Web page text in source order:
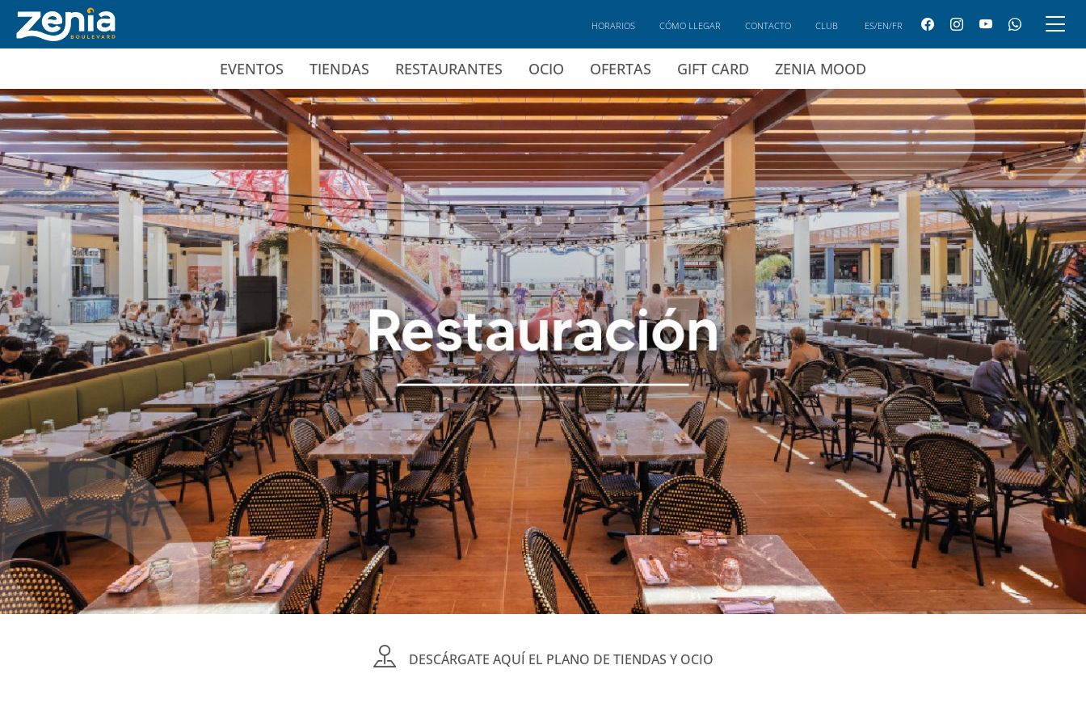
Ir al contenido principal
EVENTOS TIENDAS RESTAURANTES OCIO OFERTAS GIFT CARD ZENIA MOOD
HORARIOS CÓMO LLEGAR CONTACTO CLUB ES/EN/FR
DESCÁRGATE AQUÍ EL PLANO DE TIENDAS Y OCIO